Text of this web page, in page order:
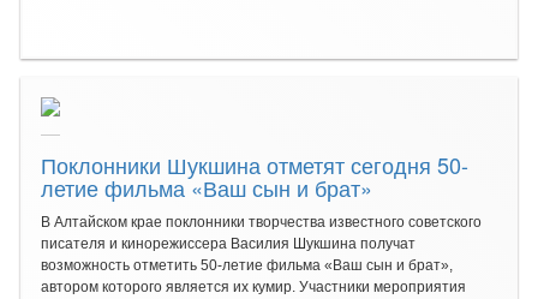
Поклонники Шукшина отметят сегодня 50-
летие фильма «Ваш сын и брат»
В Алтайском крае поклонники творчества известного советского
писателя и кинорежиссера Василия Шукшина получат
возможность отметить 50-летие фильма «Ваш сын и брат»,
автором которого является их кумир. Участники мероприятия